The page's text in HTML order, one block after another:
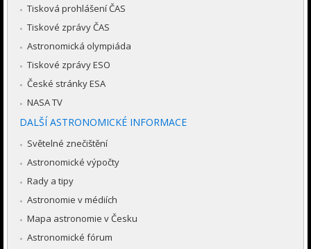
Tisková prohlášení ČAS
Tiskové zprávy ČAS
Astronomická olympiáda
Tiskové zprávy ESO
České stránky ESA
NASA TV
DALŠÍ ASTRONOMICKÉ INFORMACE
Světelné znečištění
Astronomické výpočty
Rady a tipy
Astronomie v médiích
Mapa astronomie v Česku
Astronomické fórum